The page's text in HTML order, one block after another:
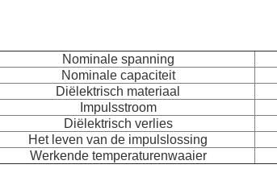
Nominale spanning
Nominale capaciteit
Diëlektrisch materiaal
Impulsstroom
Diëlektrisch verlies
Het leven van de impulslossing
Werkende temperaturenwaaier